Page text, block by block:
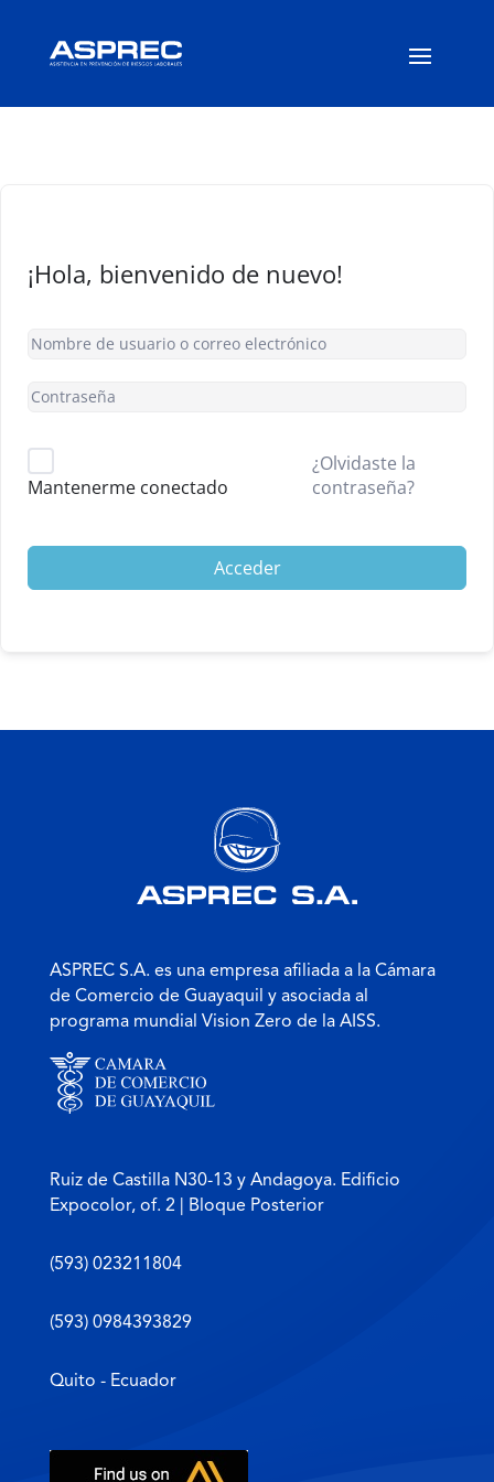
¡Hola, bienvenido de nuevo!
Mantenerme conectado
¿Olvidaste la
contraseña?
Acceder
ASPREC S.A. es una empresa afiliada a la Cámara
de Comercio de Guayaquil y asociada al
programa mundial Vision Zero de la AISS.
Ruiz de Castilla N30-13 y Andagoya. Edificio
Expocolor, of. 2 | Bloque Posterior
(593) 023211804
(593) 0984393829
Quito - Ecuador